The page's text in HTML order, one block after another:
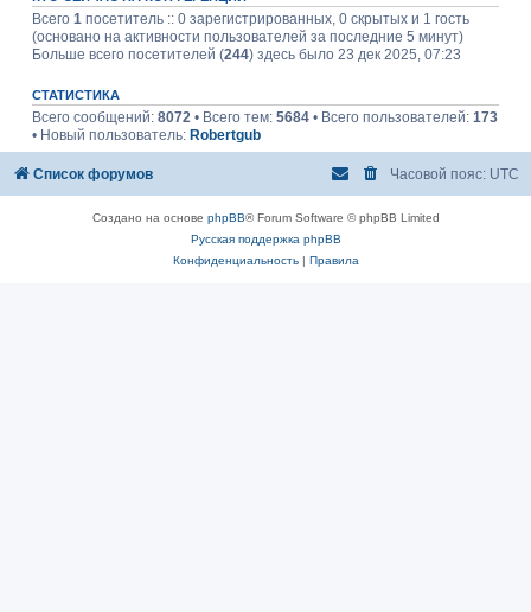
Всего 1посетитель :: 0 зарегистрированных, 0 скрытых и 1 гость
(основано на активности пользователей за последние 5 минут)
Больше всего посетителей (244) здесь было 23 дек 2025, 07:23
СТАТИСТИКА
Всего сообщений: 8072• Всего тем: 5684• Всего пользователей: 173
• Новый пользователь: Robertgub
Список форумов Часовой пояс: UTC
Создано на основе phpBB® Forum Software © phpBB Limited
Русская поддержка phpBB
Конфиденциальность| Правила